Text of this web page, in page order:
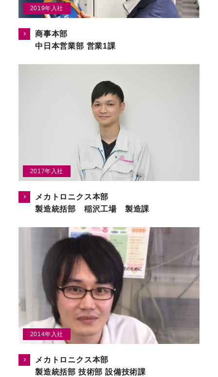
2019年入社
商事本部
中日本営業部 営業1課
2017年入社
メカトロニクス本部
製造統括部 稲沢工場 製造課
2014年入社
メカトロニクス本部
製造統括部 技術部 設備技術課